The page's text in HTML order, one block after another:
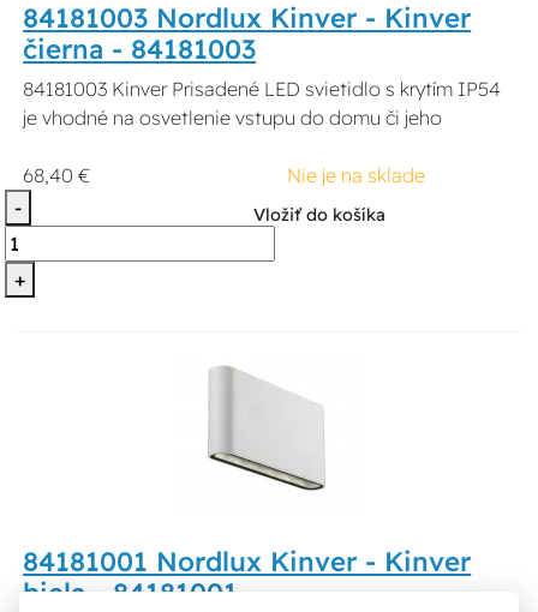
84181003 Nordlux Kinver - Kinver
čierna - 84181003
84181003 Kinver Prisadené LED svietidlo s krytím IP54
je vhodné na osvetlenie vstupu do domu či jeho
68,40 €
Nie je na sklade
-
+
Vložiť do košíka
84181001 Nordlux Kinver - Kinver
biela - 84181001